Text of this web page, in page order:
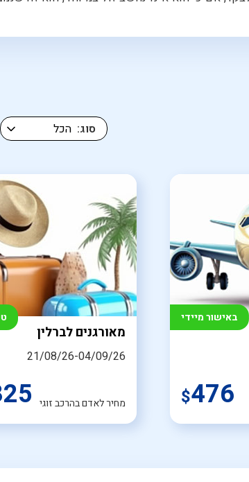
סוג
$476
באישור מיידי
מאורגנים לברלין
21/08/26-04/09/26
מחיר לאדם בהרכב זוגי